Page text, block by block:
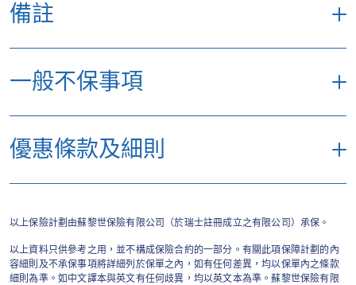
產品小冊子
備註
截至2025年11月27日，與香港主要保險公司之
家傭保險產品比較。
一般不保事項
戰爭、侵略、外敵入侵、敵對局面（不論正
式宣戰與否）、內戰、叛亂、革命、暴亂、
軍事政變或奪權行動、直接參與罷工、暴動
優惠條款及細則
（「推廣」）由蘇黎世保險有限公司（於瑞
士註冊成立之有限公司）（「蘇黎世」）提
供。
以上保險計劃由蘇黎世保險有限公司（於瑞士註冊成立之有限公司）承保。
以上資料只供參考之用，並不構成保險合約的一部分。有關此項保障計劃的內
容細則及不承保事項將詳細列於保單之內，如有任何差異，均以保單內之條款
細則為準。如中文譯本與英文有任何歧異，均以英文本為準。蘇黎世保險有限